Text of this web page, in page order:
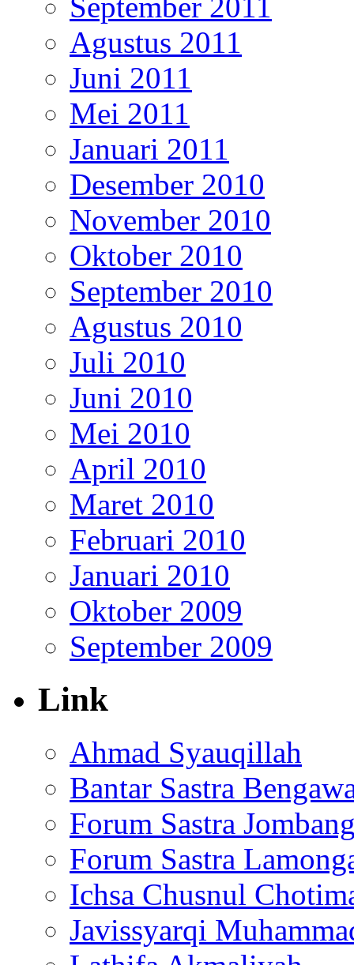
Agustus 2011
Juni 2011
Mei 2011
Januari 2011
Desember 2010
November 2010
Oktober 2010
September 2010
Agustus 2010
Juli 2010
Juni 2010
Mei 2010
April 2010
Maret 2010
Februari 2010
Januari 2010
Oktober 2009
September 2009
Link
Ahmad Syauqillah
Bantar Sastra
Forum Sastra
Forum Sastra
Ichsa Chusnul
Javissyarqi